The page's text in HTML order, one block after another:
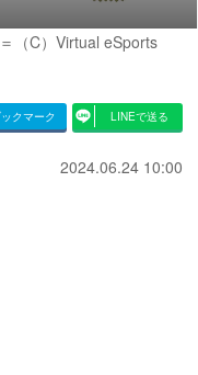
（C）Virtual eSports
クマーク LINEで送る
2024.06.24 10:00